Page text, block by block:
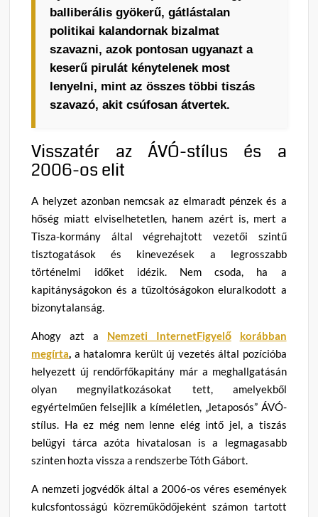
balliberális gyökerű, gátlástalan
politikai kalandornak bizalmat
szavazni, azok pontosan ugyanazt a
keserű pirulát kénytelenek most
lenyelni, mint az összes többi tiszás
szavazó, akit csúfosan átvertek.
Visszatér az ÁVÓ-stílus és a
2006-os elit
A helyzet azonban nemcsak az elmaradt pénzek és a
hőség miatt elviselhetetlen, hanem azért is, mert a
Tisza-kormány által végrehajtott vezetői szintű
tisztogatások és kinevezések a legrosszabb
történelmi időket idézik. Nem csoda, ha a
kapitányságokon és a tűzoltóságokon eluralkodott a
bizonytalanság.
Ahogy azt a Nemzeti InternetFigyelő
korábban
megírta, a hatalomra került új vezetés által pozícióba
helyezett új rendőrfőkapitány már a meghallgatásán
olyan megnyilatkozásokat tett, amelyekből
egyértelműen felsejlik a kíméletlen, „letaposós” ÁVÓ-
stílus. Ha ez még nem lenne elég intő jel, a tiszás
belügyi tárca azóta hivatalosan is a legmagasabb
szinten hozta vissza a rendszerbe Tóth Gábort.
A nemzeti jogvédők által a 2006-os véres események
kulcsfontosságú közreműködőjeként számon tartott